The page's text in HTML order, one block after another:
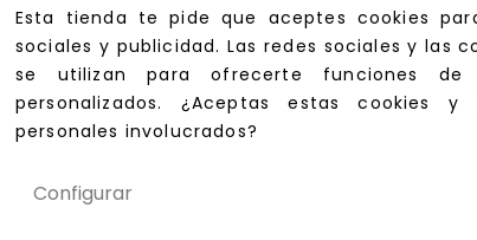
Esta tienda te pide que aceptes cookies
sociales y publicidad. Las redes sociales y las
se utilizan para ofrecerte funciones de
personalizados. ¿Aceptas estas cookies
personales involucrados?
Configurar